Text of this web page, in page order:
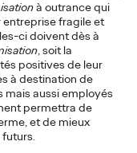
à outrance qui
fragile et
ci doivent dès à
, soit la
positives de leur
à destination de
mais aussi employés
permettra de
et de mieux